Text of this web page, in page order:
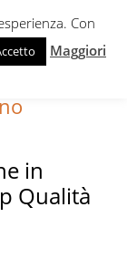
in
Qualità
Con
Maggiori